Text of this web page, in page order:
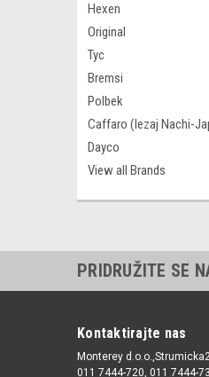
Hexen
Original
Tyc
Bremsi
Polbek
Caffaro (lezaj Nachi-
Dayco
View all Brands
PRIDRUŽITE SE
Kontaktirajte nas
Monterey
011 7444-720, 011 7444-